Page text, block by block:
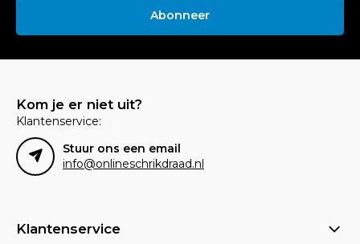
Abonneer
Kom je er niet uit?
Klantenservice:
Stuur ons een email
info@onlineschrikdraad.nl
Klantenservice